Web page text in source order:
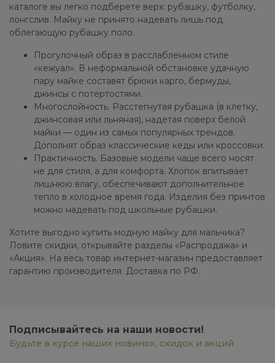
каталоге вы легко подберете верх: рубашку, футболку,
лонгслив. Майку не принято надевать лишь под
облегающую рубашку поло.
Прогулочный образ в расслабленном стиле
«кежуал». В неформальной обстановке удачную
пару майке составят брюки карго, бермуды,
джинсы с потертостями.
Многослойность. Расстегнутая рубашка (в клетку,
джинсовая или льняная), надетая поверх белой
майки — один из самых популярных трендов.
Дополнят образ классические кеды или кроссовки.
Практичность. Базовые модели чаще всего носят
не для стиля, а для комфорта. Хлопок впитывает
лишнюю влагу, обеспечивают дополнительное
тепло в холодное время года. Изделия без принтов
можно надевать под школьные рубашки.
Хотите выгодно купить модную майку для мальчика?
Ловите скидки, открывайте разделы «Распродажа» и
«Акция». На весь товар интернет-магазин предоставляет
гарантию производителя. Доставка по РФ.
Подписывайтесь на наши новости!
Будьте в курсе наших новинок, скидок и акций